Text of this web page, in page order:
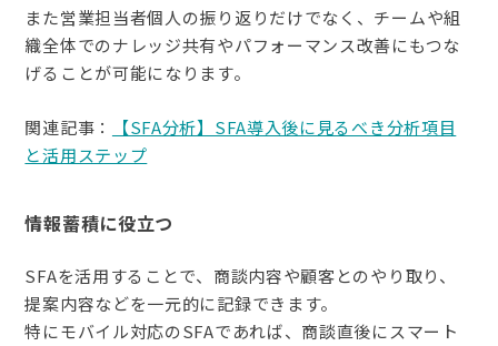
また営業担当者個人の振り返りだけでなく、チームや組
織全体でのナレッジ共有やパフォーマンス改善にもつな
げることが可能になります。
関連記事：
【SFA分析】SFA導入後に見るべき分析項目
と活用ステップ
情報蓄積に役立つ
SFAを活用することで、商談内容や顧客とのやり取り、
提案内容などを一元的に記録できます。
特にモバイル対応のSFAであれば、商談直後にスマート